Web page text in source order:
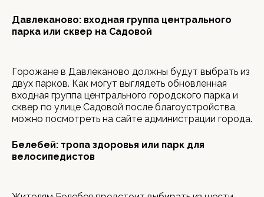
Давлеканово: входная группа центрального
парка или сквер на Садовой
Горожане в Давлеканово должны будут выбрать из
двух парков. Как могут выглядеть обновленная
входная группа центрального городского парка и
сквер по улице Садовой после благоустройства,
можно посмотреть на сайте администрации города.
Белебей: тропа здоровья или парк для
велосипедистов